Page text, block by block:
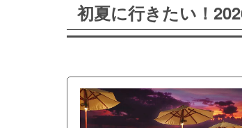
初夏に行きたい！